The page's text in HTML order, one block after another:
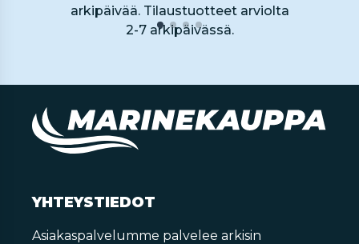
arkipäivää. Tilaustuotteet arviolta
2-7 arkipäivässä.
YHTEYSTIEDOT
Asiakaspalvelumme palvelee arkisin